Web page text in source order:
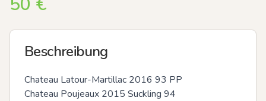
Beschreibung
Chateau Latour-Martillac 2016 93 PP
Chateau Poujeaux 2015 Suckling 94